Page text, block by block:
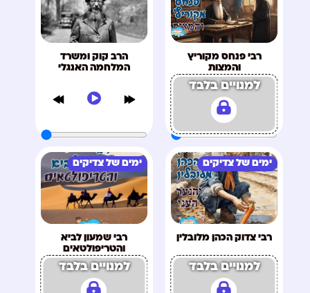
רבי פנחס מקוריץ
והמצות
למנויים בלבד
הרב קוק ומשרד
המלחמה האנגלי
ימים של צדיקים
רבי צדוק הכהן מלובלין
למנויים בלבד
ימים של צדיקים
רבי שמעון לביא
והטריפולטאים
למנויים בלבד